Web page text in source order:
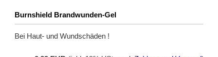
Burnshield Brandwunden-Gel
Bei Haut- und Wundschäden !